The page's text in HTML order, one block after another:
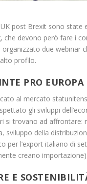
post Brexit sono
che devono però fare i
due webinar
profilo.
PRO EUROPA
al mercato
gli sviluppi
si trovano ad
sviluppo della
per l’export italiano di
creano importazione).
E